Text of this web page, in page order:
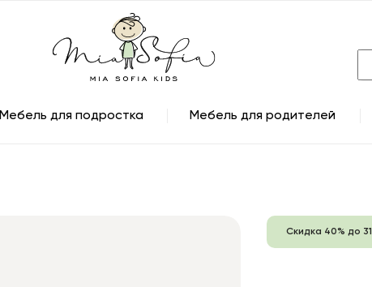
Мебель для подростка Мебель для родителей
Скидка 40% до